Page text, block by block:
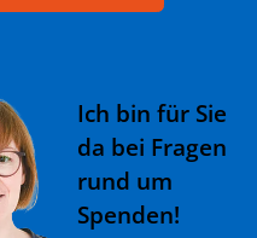
Ich bin für Sie
da bei Fragen
rund um
Spenden!